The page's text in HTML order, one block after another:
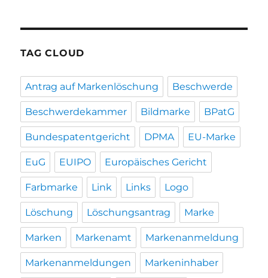
TAG CLOUD
Antrag auf Markenlöschung Beschwerde
Beschwerdekammer Bildmarke BPatG
Bundespatentgericht DPMA EU-Marke
EuG EUIPO Europäisches Gericht
Farbmarke Link Links Logo
Löschung Löschungsantrag Marke
Marken Markenamt Markenanmeldung
Markenanmeldungen Markeninhaber